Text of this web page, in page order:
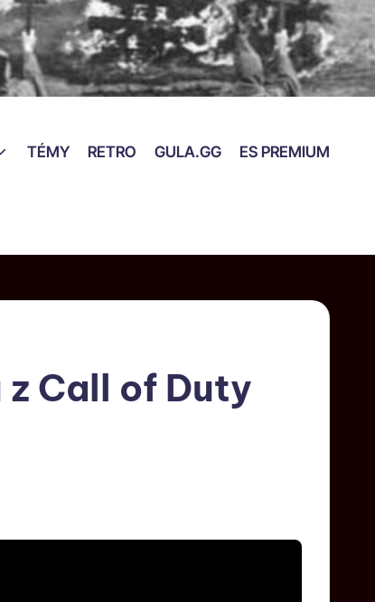
TÉMY RETRO GULA.GG ES PREMIUM
Call of Duty